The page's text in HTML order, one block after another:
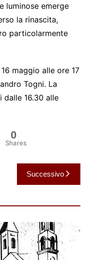
luminose emerge
la rinascita,
particolarmente
maggio alle ore 17
Togni. La
16.30 alle
0
Shares
Successivo